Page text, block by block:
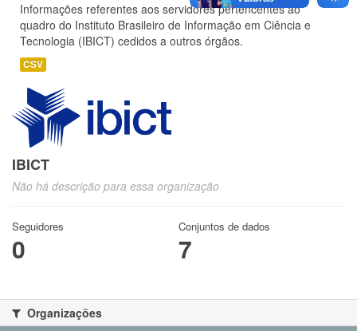
Informações referentes aos servidores pertencentes ao
quadro do Instituto Brasileiro de Informação em Ciência e
Tecnologia (IBICT) cedidos a outros órgãos.
CSV
IBICT
Não há descrição para essa organização
Seguidores
0
Conjuntos de dados
7
Organizações